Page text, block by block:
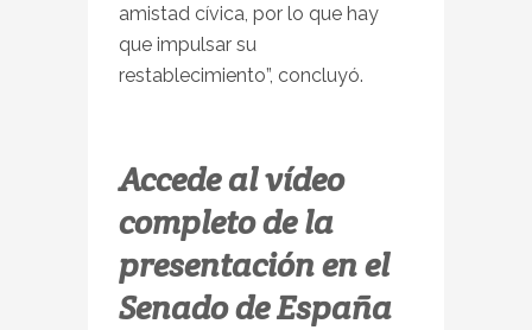
amistad cívica, por lo que hay
que impulsar su
restablecimiento”, concluyó.
Accede al vídeo
completo de la
presentación en el
Senado de España